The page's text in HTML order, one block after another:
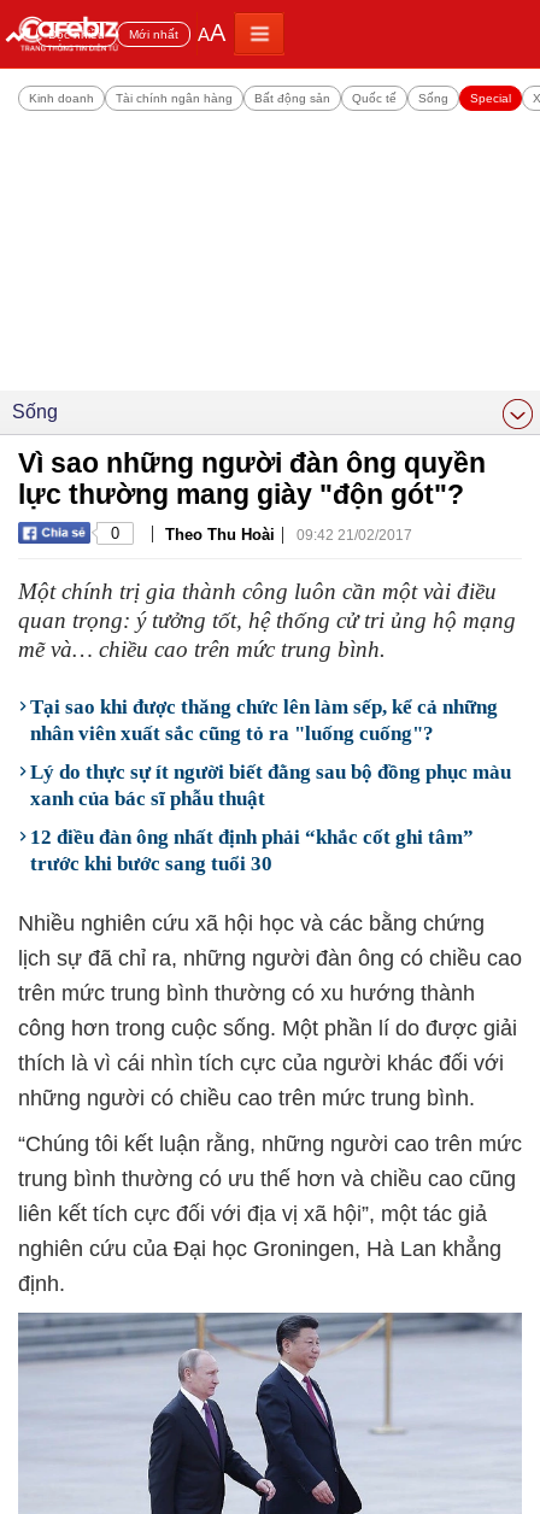
Đọc nhiều Mới nhất AA
Kinh doanh Tài chính ngân hàng Bất động sản Quốc tế Sống Special
Sống
Vì sao những người đàn ông quyền
lực thường mang giày "độn gót"?
0 | Theo Thu Hoài | 09:42 21/02/2017
Một chính trị gia thành công luôn cần một vài điều
quan trọng: ý tưởng tốt, hệ thống cử tri ủng hộ mạng
mẽ và… chiều cao trên mức trung bình.
Tại sao khi được thăng chức lên làm sếp, kể cả những
nhân viên xuất sắc cũng tỏ ra "luống cuống"?
Lý do thực sự ít người biết đằng sau bộ đồng phục màu
xanh của bác sĩ phẫu thuật
12 điều đàn ông nhất định phải “khắc cốt ghi tâm”
trước khi bước sang tuổi 30
Nhiều nghiên cứu xã hội học và các bằng chứng
lịch sự đã chỉ ra, những người đàn ông có chiều cao
trên mức trung bình thường có xu hướng thành
công hơn trong cuộc sống. Một phần lí do được giải
thích là vì cái nhìn tích cực của người khác đối với
những người có chiều cao trên mức trung bình.
“Chúng tôi kết luận rằng, những người cao trên mức
trung bình thường có ưu thế hơn và chiều cao cũng
liên kết tích cực đối với địa vị xã hội”, một tác giả
nghiên cứu của Đại học Groningen, Hà Lan khẳng
định.